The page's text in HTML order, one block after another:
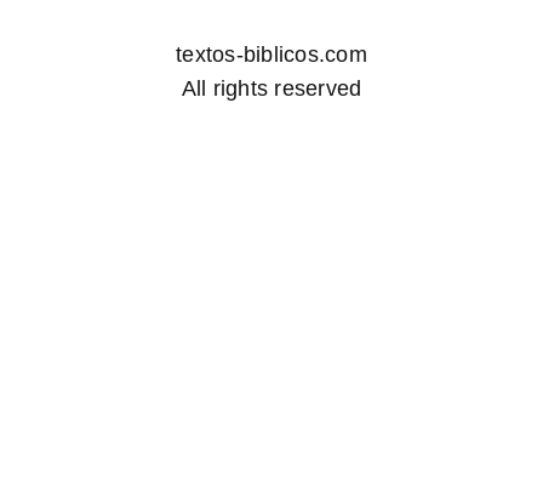
textos-biblicos.com
All rights reserved